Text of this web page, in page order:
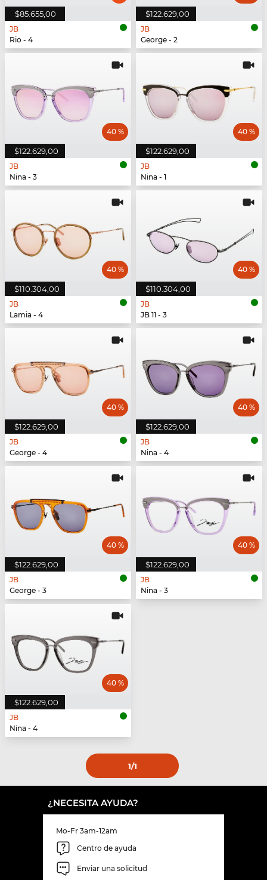
$85.655,00
JB
Rio - 4
$122.629,00
JB
George - 2
$122.629,00
40 %
JB
Nina - 3
$122.629,00
40 %
JB
Nina - 1
$110.304,00
40 %
JB
Lamia - 4
$110.304,00
40 %
JB
JB 11 - 3
$122.629,00
40 %
JB
George - 4
$122.629,00
40 %
JB
Nina - 4
$122.629,00
40 %
JB
George - 3
$122.629,00
40 %
JB
Nina - 3
$122.629,00
40 %
JB
Nina - 4
1/1
¿NECESITA AYUDA?
Mo-Fr 3am-12am
Centro de ayuda
Enviar una solicitud